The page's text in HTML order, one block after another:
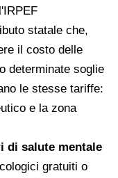
statale che,
il costo delle
determinate soglie
le stesse tariffe:
e la zona
di salute mentale
gratuiti o